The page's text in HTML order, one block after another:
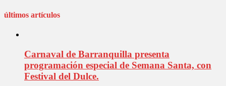
últimos artículos
Carnaval de Barranquilla presenta
programación especial de Semana Santa, con
Festival del Dulce.